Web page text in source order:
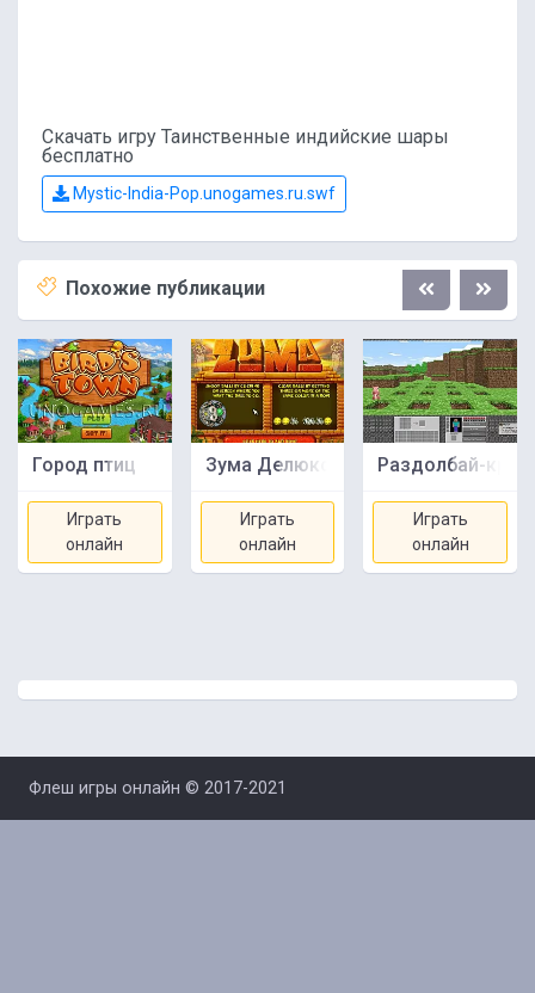
Скачать игру Таинственные индийские шары
бесплатно
Mystic-India-Pop.unogames.ru.swf
Похожие публикации
Город птиц
Играть
онлайн
Зума Делюкс
Играть
онлайн
Раздолбай-
Играть
онлайн
Флеш игры онлайн © 2017-2021